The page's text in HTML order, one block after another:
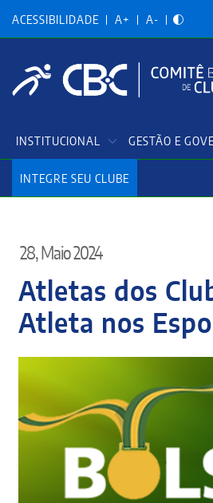
para
conteúdo
ACESSIBILIDADE A+ A-
Principal
INSTITUCIONAL GESTÃO E
INTEGRE SEU CLUBE
Atletas dos
Atleta nos
28, Maio 2024